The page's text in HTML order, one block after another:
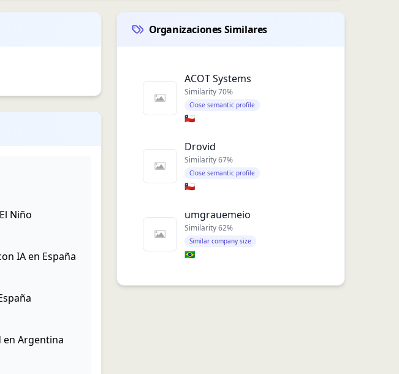
Niño
IA en España
Argentina
Organizaciones Similares
ACOT Systems
Similarity70%
Close semantic profile
🇨🇱
Drovid
Similarity67%
Close semantic profile
🇨🇱
umgrauemeio
Similarity62%
Similar company size
🇧🇷